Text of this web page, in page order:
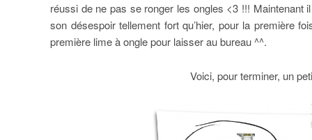
réussi de ne pas se ronger les ongles <3 !!! Maintenant
son désespoir tellement fort qu’hier, pour la première
première lime à ongle pour laisser au bureau ^^.
Voici, pour terminer, un